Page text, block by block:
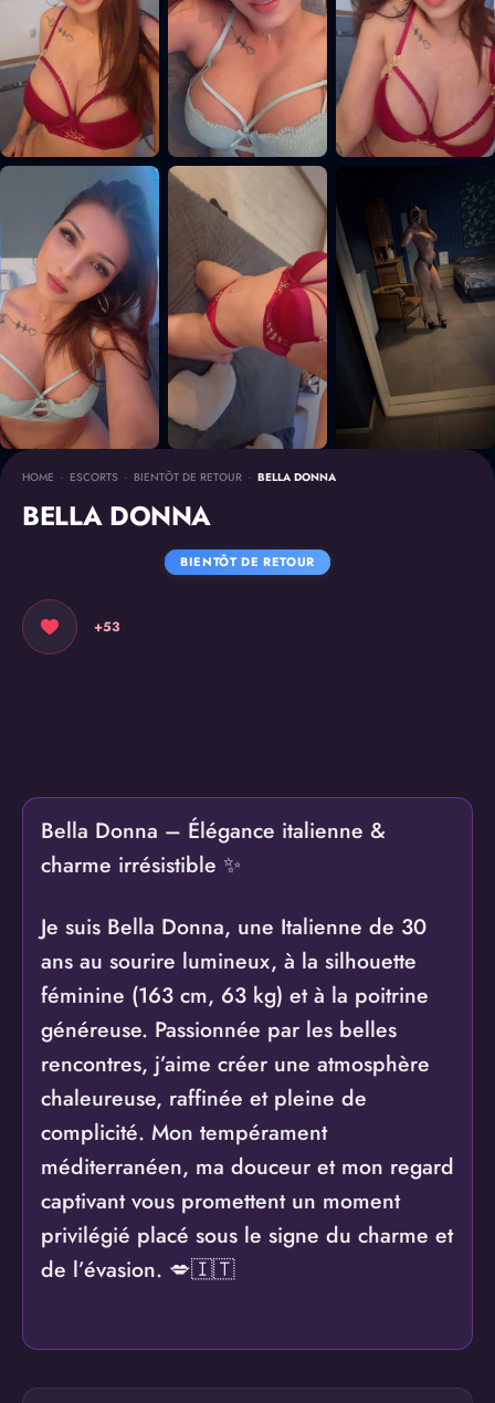
HOME - ESCORTS - BIENTÔT DE RETOUR - BELLA DONNA
BELLA DONNA
BIENTÔT DE RETOUR
+53
Bella Donna – Élégance italienne &
charme irrésistible ✨
Je suis Bella Donna, une Italienne de 30
ans au sourire lumineux, à la silhouette
féminine (163 cm, 63 kg) et à la poitrine
généreuse. Passionnée par les belles
rencontres, j’aime créer une atmosphère
chaleureuse, raffinée et pleine de
complicité. Mon tempérament
méditerranéen, ma douceur et mon regard
captivant vous promettent un moment
privilégié placé sous le signe du charme et
de l’évasion. 💋🇮🇹